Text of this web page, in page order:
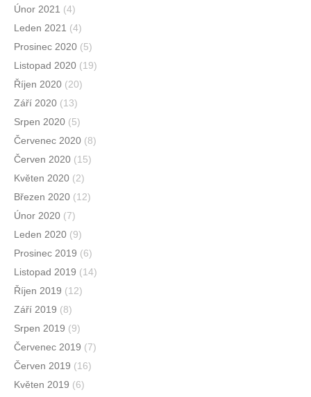
Únor 2021 (4)
Leden 2021 (4)
Prosinec 2020 (5)
Listopad 2020 (19)
Říjen 2020 (20)
Září 2020 (13)
Srpen 2020 (5)
Červenec 2020 (8)
Červen 2020 (15)
Květen 2020 (2)
Březen 2020 (12)
Únor 2020 (7)
Leden 2020 (9)
Prosinec 2019 (6)
Listopad 2019 (14)
Říjen 2019 (12)
Září 2019 (8)
Srpen 2019 (9)
Červenec 2019 (7)
Červen 2019 (16)
Květen 2019 (6)